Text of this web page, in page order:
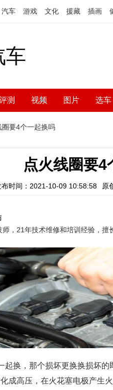
汽车 游戏 文化 援藏 插画
车
测 视频 图片 选车
圈要4个一起换吗
点火线圈要4
布时间：2021-10-09 10:58:58 原
起换，那个损坏更换换损坏
成高压，在火花塞电极产生